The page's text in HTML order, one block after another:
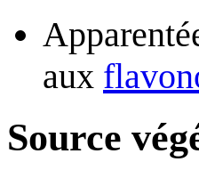
aux
Source